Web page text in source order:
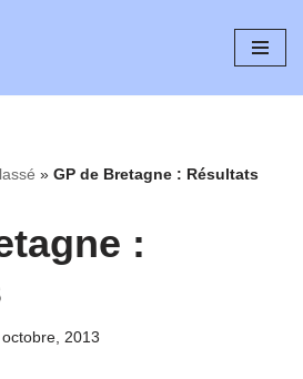
» GP de Bretagne : Résultats
:
2013